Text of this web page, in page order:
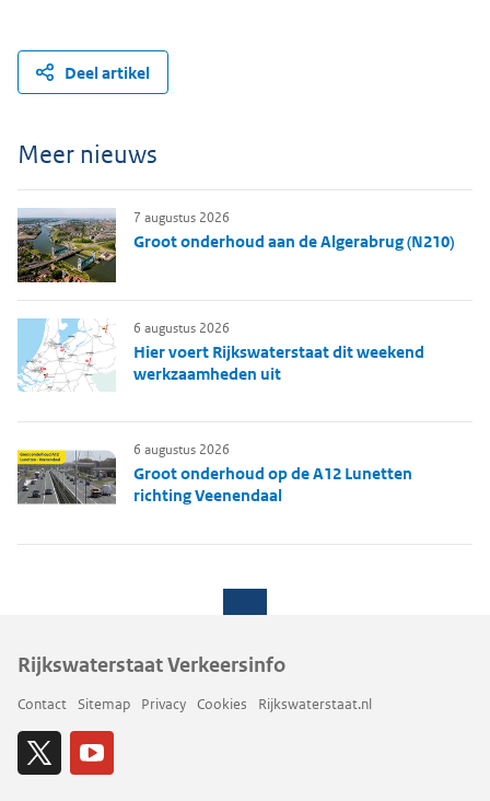
Deel artikel
Meer nieuws
Groot onderhoud aan de Algerabrug (N210)
7 augustus 2026
Hier voert Rijkswaterstaat dit weekend
werkzaamheden uit
6 augustus 2026
Groot onderhoud op de A12 Lunetten
richting Veenendaal
6 augustus 2026
Rijkswaterstaat Verkeersinfo
Contact Sitemap Privacy Cookies Rijkswaterstaat.nl